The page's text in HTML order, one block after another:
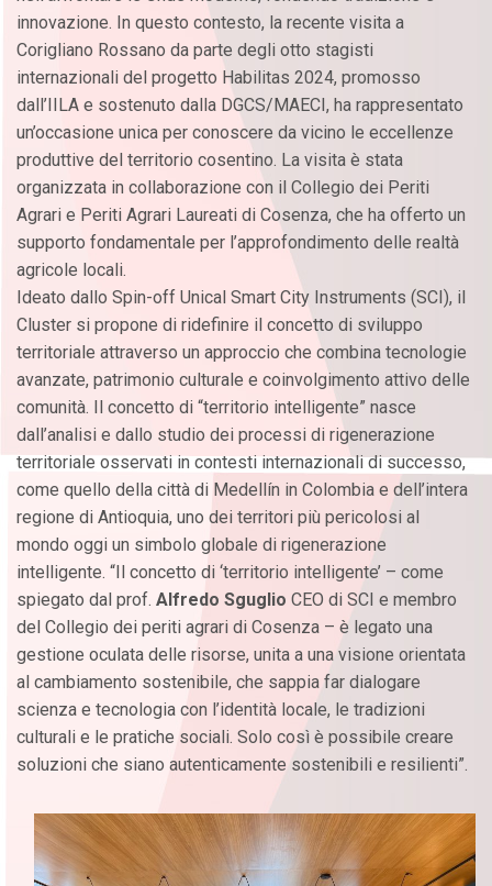
innovazione. In questo contesto, la recente visita a
Corigliano Rossano da parte degli otto stagisti
internazionali del progetto Habilitas 2024, promosso
dall’IILA e sostenuto dalla DGCS/MAECI, ha rappresentato
un’occasione unica per conoscere da vicino le eccellenze
produttive del territorio cosentino. La visita è stata
organizzata in collaborazione con il Collegio dei Periti
Agrari e Periti Agrari Laureati di Cosenza, che ha offerto un
supporto fondamentale per l’approfondimento delle realtà
agricole locali.
Ideato dallo Spin-off Unical Smart City Instruments (SCI), il
Cluster si propone di ridefinire il concetto di sviluppo
territoriale attraverso un approccio che combina tecnologie
avanzate, patrimonio culturale e coinvolgimento attivo delle
comunità. Il concetto di “territorio intelligente” nasce
dall’analisi e dallo studio dei processi di rigenerazione
territoriale osservati in contesti internazionali di successo,
come quello della città di Medellín in Colombia e dell’intera
regione di Antioquia, uno dei territori più pericolosi al
mondo oggi un simbolo globale di rigenerazione
intelligente. “Il concetto di ‘territorio intelligente’ – come
spiegato dal prof. Alfredo Sguglio CEO di SCI e membro
del Collegio dei periti agrari di Cosenza – è legato una
gestione oculata delle risorse, unita a una visione orientata
al cambiamento sostenibile, che sappia far dialogare
scienza e tecnologia con l’identità locale, le tradizioni
culturali e le pratiche sociali. Solo così è possibile creare
soluzioni che siano autenticamente sostenibili e resilienti”.